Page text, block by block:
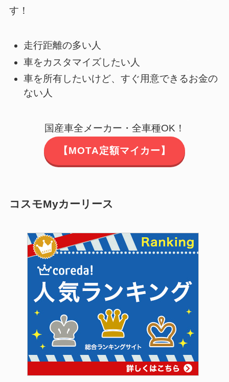
す！
走行距離の多い人
車をカスタマイズしたい人
車を所有したいけど、すぐ用意できるお金の
ない人
国産車全メーカー・全車種OK！
【MOTA定額マイカー】
コスモMyカーリース